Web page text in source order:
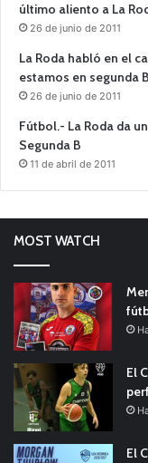
último aliento a La
26 de junio de 2011
La Roda habló en el
estamos en segunda
26 de junio de 2011
Fútbol.- La Roda da
Segunda B
11 de abril de 2011
MOST WATCH
El
El